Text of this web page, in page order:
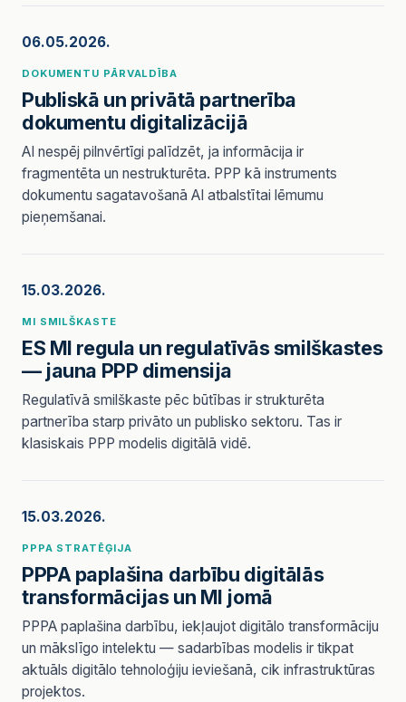
06.05.2026.
DOKUMENTU PĀRVALDĪBA
Publiskā un privātā partnerība
dokumentu digitalizācijā
AI nespēj pilnvērtīgi palīdzēt, ja informācija ir
fragmentēta un nestrukturēta. PPP kā instruments
dokumentu sagatavošanā AI atbalstītai lēmumu
pieņemšanai.
15.03.2026.
MI SMILŠKASTE
ES MI regula un regulatīvās smilškastes
— jauna PPP dimensija
Regulatīvā smilškaste pēc būtības ir strukturēta
partnerība starp privāto un publisko sektoru. Tas ir
klasiskais PPP modelis digitālā vidē.
15.03.2026.
PPPA STRATĒĢIJA
PPPA paplašina darbību digitālās
transformācijas un MI jomā
PPPA paplašina darbību, iekļaujot digitālo transformāciju
un mākslīgo intelektu — sadarbības modelis ir tikpat
aktuāls digitālo tehnoloģiju ieviešanā, cik infrastruktūras
projektos.